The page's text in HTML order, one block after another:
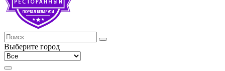
Выберите город